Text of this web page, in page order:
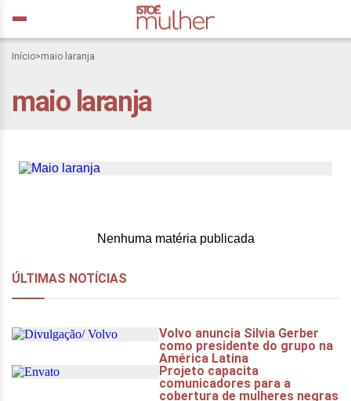
Início>maio laranja
maio laranja
Maio laranja, porque
todos os dias curo a
ferida que quase matou
Nenhuma matéria publicada